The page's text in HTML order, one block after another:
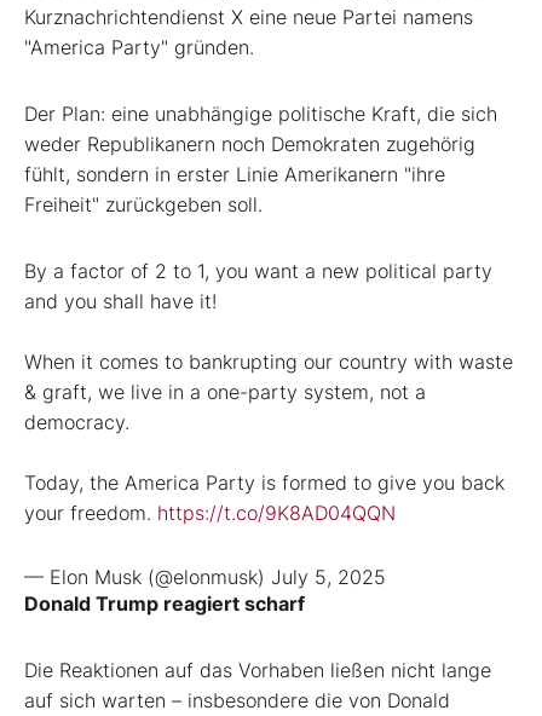
Kurznachrichtendienst X eine neue Partei namens
"America Party" gründen.
Der Plan: eine unabhängige politische Kraft, die sich
weder Republikanern noch Demokraten zugehörig
fühlt, sondern in erster Linie Amerikanern "ihre
Freiheit" zurückgeben soll.
By a factor of 2 to 1, you want a new political party
and you shall have it!
When it comes to bankrupting our country with waste
& graft, we live in a one-party system, not a
democracy.
Today, the America Party is formed to give you back
your freedom. https://t.co/9K8AD04QQN
— Elon Musk (@elonmusk) July 5, 2025
Donald Trump reagiert scharf
Die Reaktionen auf das Vorhaben ließen nicht lange
auf sich warten – insbesondere die von Donald